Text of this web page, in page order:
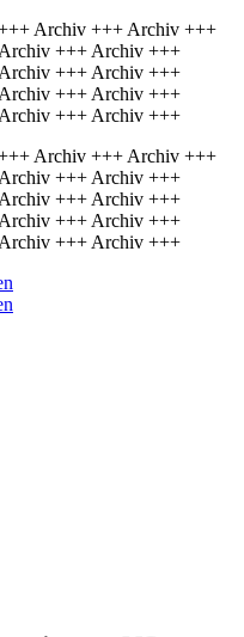
Archiv +++ Archiv +++
+++ Archiv +++
+++ Archiv +++
+++ Archiv +++
+++ Archiv +++
Archiv +++ Archiv +++
+++ Archiv +++
+++ Archiv +++
+++ Archiv +++
+++ Archiv +++